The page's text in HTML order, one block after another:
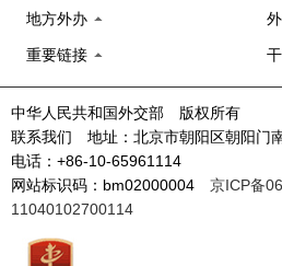
地方外办
重要链接
中华人民共和国外交部 版权所有
联系我们 地址：北京市朝阳区朝阳
电话：+86-10-65961114
网站标识码：bm02000004 京ICP备
11040102700114